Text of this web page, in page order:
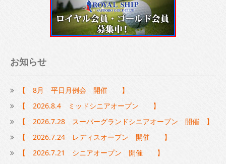
お知らせ
【 8月 平日月例会 開催 】
【 2026.8.4 ミッドシニアオープン 】
【 2026.7.28 スーパーグランドシニアオープン 開催 】
【 2026.7.24 レディスオープン 開催 】
【 2026.7.21 シニアオープン 開催 】